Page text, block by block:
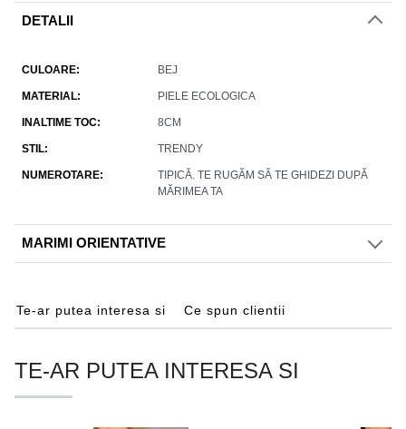
DETALII
CULOARE BEJ
MATERIAL PIELE ECOLOGICA
INALTIME TOC 8CM
STIL TRENDY
NUMEROTARE
TIPICĂ. TE RUGĂM SĂ TE GHIDEZI DUPĂ
MĂRIMEA TA
MARIMI ORIENTATIVE
Te-ar putea interesa si Ce spun clientii
TE-AR PUTEA INTERESA SI